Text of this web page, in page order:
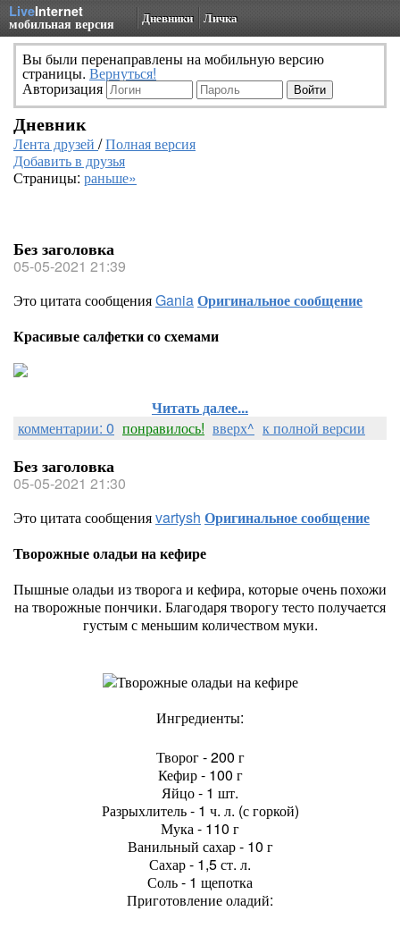
LiveInternet
мобильная версия Дневники Личка
Вы были перенаправлены на мобильную версию
страницы. Вернуться!
Авторизация
Дневник
Лента друзей /Полная версия
Добавить в друзья
Страницы: раньше»
Без заголовка
05-05-2021 21:39
Это цитата сообщенияGaniaОригинальное сообщение
Красивые салфетки со схемами
Читать далее...
комментарии: 0 понравилось! вверх^ к полной версии
Без заголовка
05-05-2021 21:30
Это цитата сообщенияvartysh Оригинальное сообщение
Творожные оладьи на кефире
Пышные оладьи из творога и кефира, которые очень похожи
на творожные пончики. Благодаря творогу тесто получается
густым с меньшим количеством муки.
Ингредиенты:
Творог - 200 г
Кефир - 100 г
Яйцо - 1 шт.
Разрыхлитель - 1 ч. л. (с горкой)
Мука - 110 г
Ванильный сахар - 10 г
Сахар - 1,5 ст. л.
Соль - 1 щепотка
Приготовление оладий: